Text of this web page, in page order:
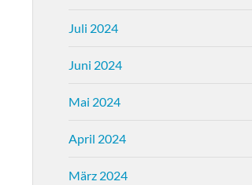
Juli 2024
Juni 2024
Mai 2024
April 2024
März 2024